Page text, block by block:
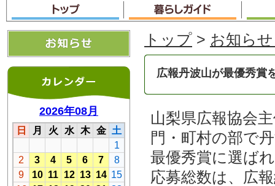
トップ > お知ら
広報丹波山が最優秀賞
山梨県広報協会
門・町村の部で
最優秀賞に選ば
応募総数は、広